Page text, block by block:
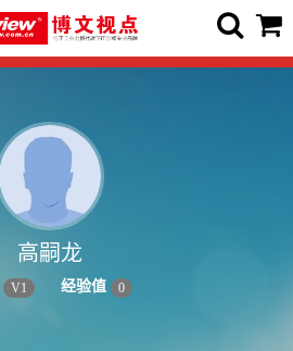
高嗣龙
V1 经验值 0